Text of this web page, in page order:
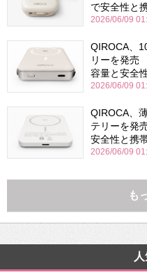
で安全性と
2026/06/09
QIROCA、
リーを発売
容量と安全
2026/06/09
QIROCA、
テリーを発
安全性と携
2026/06/09
も